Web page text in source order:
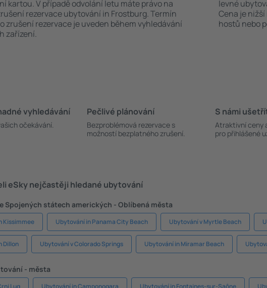
kartou. V případě odvolání letu máte právo na
rezervace ubytování in Frostburg. Termín
zrušení rezervace je uveden během vyhledávání
zařízení.
levné
Cena je
hostů nebo
vyhledávání
očekávání.
Pečlivé plánování
Bezproblémová rezervace s
možností bezplatného zrušení.
S námi
Atraktivní ceny
pro přihlášené
eSky nejčastěji hledané ubytování
Spojených státech amerických - Oblíbená města
Kissimmee Ubytování in Panama City Beach Ubytování v Myrtle Beach
Dillon Ubytování v Colorado Springs Ubytování in Miramar Beach
- města
Lug Ubytování in Camponogara Ubytování in Fontaines-sur-Saône